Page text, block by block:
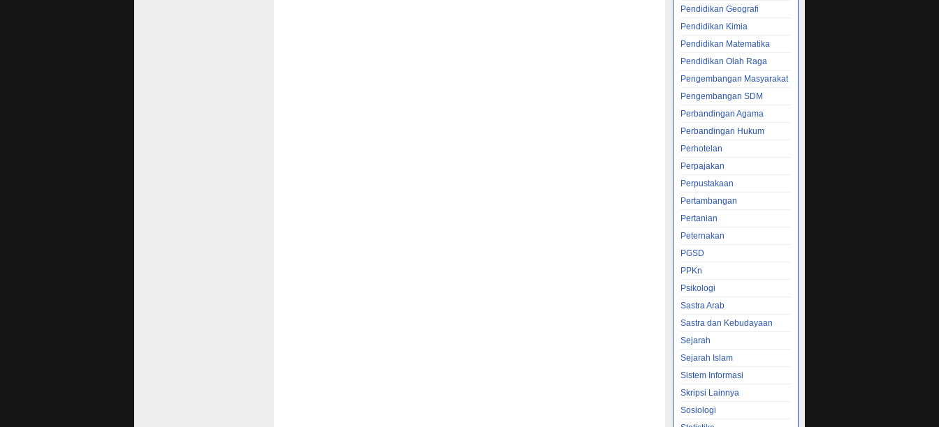
Pendidikan Geografi
Pendidikan Kimia
Pendidikan Matematika
Pendidikan Olah Raga
Pengembangan Masyarakat
Pengembangan SDM
Perbandingan Agama
Perbandingan Hukum
Perhotelan
Perpajakan
Perpustakaan
Pertambangan
Pertanian
Peternakan
PGSD
PPKn
Psikologi
Sastra Arab
Sastra dan Kebudayaan
Sejarah
Sejarah Islam
Sistem Informasi
Skripsi Lainnya
Sosiologi